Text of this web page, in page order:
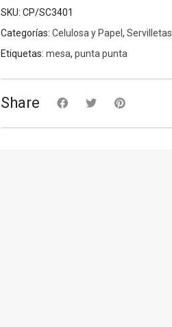
SKU:CP/SC3401
Categorías:Celulosa y Papel,Servilletas
Etiquetas:mesa,punta punta
Share